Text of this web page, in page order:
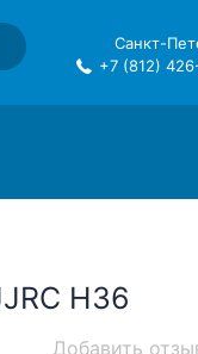
Санкт-
+7 (812)
H36
Добавить